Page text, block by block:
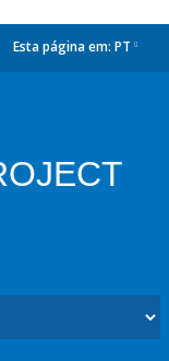
Esta página em: PT